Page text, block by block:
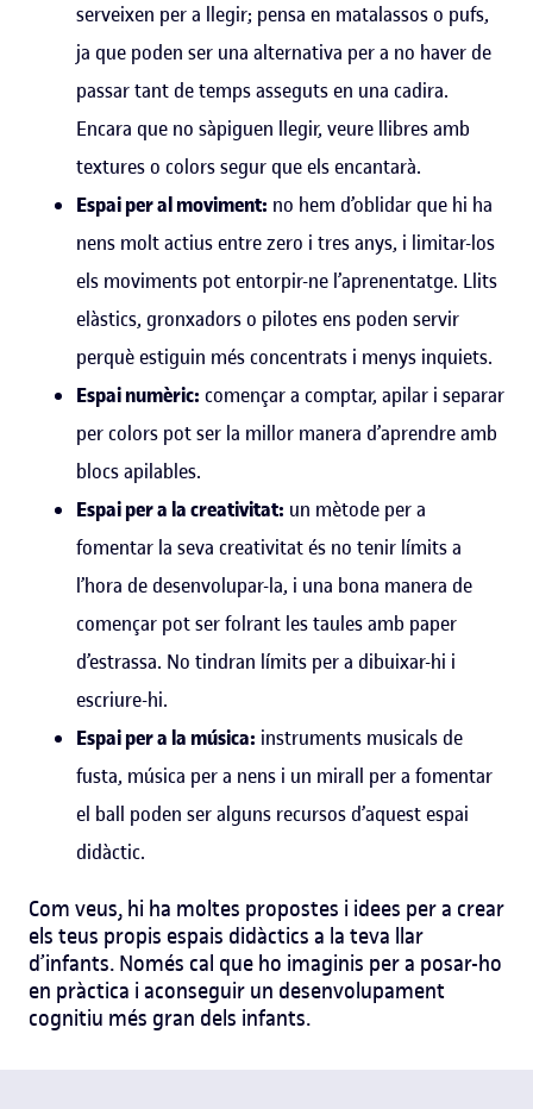
serveixen per a llegir; pensa en matalassos o pufs,
ja que poden ser una alternativa per a no haver de
passar tant de temps asseguts en una cadira.
Encara que no sàpiguen llegir, veure llibres amb
textures o colors segur que els encantarà.
Espai per al moviment: no hem d’oblidar que hi ha
nens molt actius entre zero i tres anys, i limitar-los
els moviments pot entorpir-ne l’aprenentatge. Llits
elàstics, gronxadors o pilotes ens poden servir
perquè estiguin més concentrats i menys inquiets.
Espai numèric: començar a comptar, apilar i separar
per colors pot ser la millor manera d’aprendre amb
blocs apilables.
Espai per a la creativitat: un mètode per a
fomentar la seva creativitat és no tenir límits a
l’hora de desenvolupar-la, i una bona manera de
començar pot ser folrant les taules amb paper
d’estrassa. No tindran límits per a dibuixar-hi i
escriure-hi.
Espai per a la música: instruments musicals de
fusta, música per a nens i un mirall per a fomentar
el ball poden ser alguns recursos d’aquest espai
didàctic.
Com veus, hi ha moltes propostes i idees per a crear
els teus propis espais didàctics a la teva llar
d’infants. Només cal que ho imaginis per a posar-ho
en pràctica i aconseguir un desenvolupament
cognitiu més gran dels infants.